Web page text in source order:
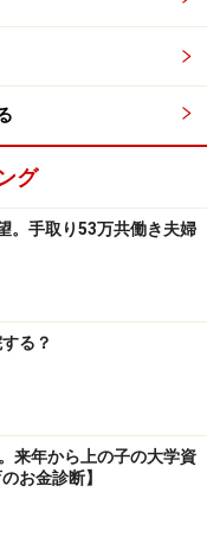
が厳しくなれば、子
ます。
支援新制度（住民税
に対して授業料・
されましたが、対
方も、注意が必要
与型奨学金はあくま
大きいほど、将来の
かねません。
グ
。手取り53万共働き夫婦
る？
来年から上の子の大学資
お金診断】